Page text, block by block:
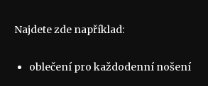
Najdete zde například:
oblečení pro každodenní nošení